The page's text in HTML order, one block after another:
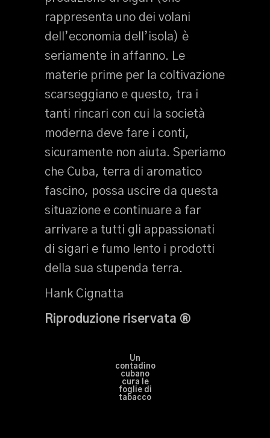
rappresenta uno dei volani
dell’economia dell’isola) è
seriamente in affanno. Le
materie prime per la coltivazione
scarseggiano e questo, tra i
tanti rincari con cui la società
moderna deve fare i conti,
sicuramente non aiuta. Speriamo
che Cuba, terra di aromatico
fascino, possa uscire da questa
situazione e continuare a far
arrivare a tutti gli appassionati
di sigari e fumo lento i prodotti
della sua stupenda terra.
Hank Cignatta
Riproduzione riservata ®
Un
contadino
cubano
cura le
foglie di
tabacco